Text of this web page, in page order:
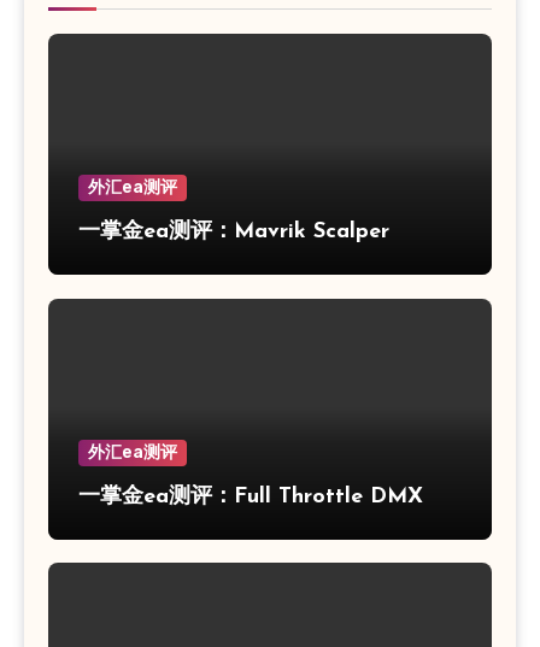
外汇ea测评
一掌金ea测评：Mavrik Scalper
外汇ea测评
一掌金ea测评：Full Throttle DMX